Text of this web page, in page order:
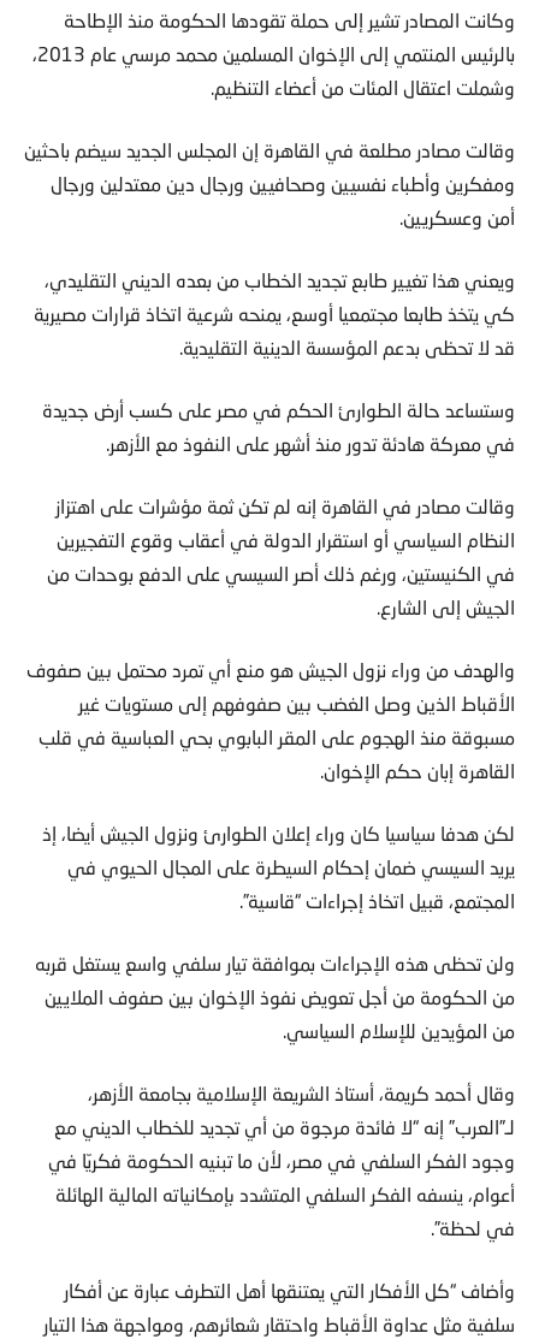
وكانت المصادر تشير إلى حملة تقودها الحكومة منذ الإطاحة
بالرئيس المنتمي إلى الإخوان المسلمين محمد مرسي عام 2013،
وشملت اعتقال المئات من أعضاء التنظيم.
وقالت مصادر مطلعة في القاهرة إن المجلس الجديد سيضم باحثين
ومفكرين وأطباء نفسيين وصحافيين ورجال دين معتدلين ورجال
أمن وعسكريين.
ويعني هذا تغيير طابع تجديد الخطاب من بعده الديني التقليدي،
كي يتخذ طابعا مجتمعيا أوسع، يمنحه شرعية اتخاذ قرارات مصيرية
قد لا تحظى بدعم المؤسسة الدينية التقليدية.
وستساعد حالة الطوارئ الحكم في مصر على كسب أرض جديدة
في معركة هادئة تدور منذ أشهر على النفوذ مع الأزهر.
وقالت مصادر في القاهرة إنه لم تكن ثمة مؤشرات على اهتزاز
النظام السياسي أو استقرار الدولة في أعقاب وقوع التفجيرين
في الكنيستين، ورغم ذلك أصر السيسي على الدفع بوحدات من
الجيش إلى الشارع.
والهدف من وراء نزول الجيش هو منع أي تمرد محتمل بين صفوف
الأقباط الذين وصل الغضب بين صفوفهم إلى مستويات غير
مسبوقة منذ الهجوم على المقر البابوي بحي العباسية في قلب
القاهرة إبان حكم الإخوان.
لكن هدفا سياسيا كان وراء إعلان الطوارئ ونزول الجيش أيضا، إذ
يريد السيسي ضمان إحكام السيطرة على المجال الحيوي في
المجتمع، قبيل اتخاذ إجراءات “قاسية”.
ولن تحظى هذه الإجراءات بموافقة تيار سلفي واسع يستغل قربه
من الحكومة من أجل تعويض نفوذ الإخوان بين صفوف الملايين
من المؤيدين للإسلام السياسي.
وقال أحمد كريمة، أستاذ الشريعة الإسلامية بجامعة الأزهر،
لـ”العرب” إنه “لا فائدة مرجوة من أي تجديد للخطاب الديني مع
وجود الفكر السلفي في مصر، لأن ما تبنيه الحكومة فكريّا في
أعوام، ينسفه الفكر السلفي المتشدد بإمكانياته المالية الهائلة
في لحظة”.
وأضاف “كل الأفكار التي يعتنقها أهل التطرف عبارة عن أفكار
سلفية مثل عداوة الأقباط واحتقار شعائرهم، ومواجهة هذا التيار